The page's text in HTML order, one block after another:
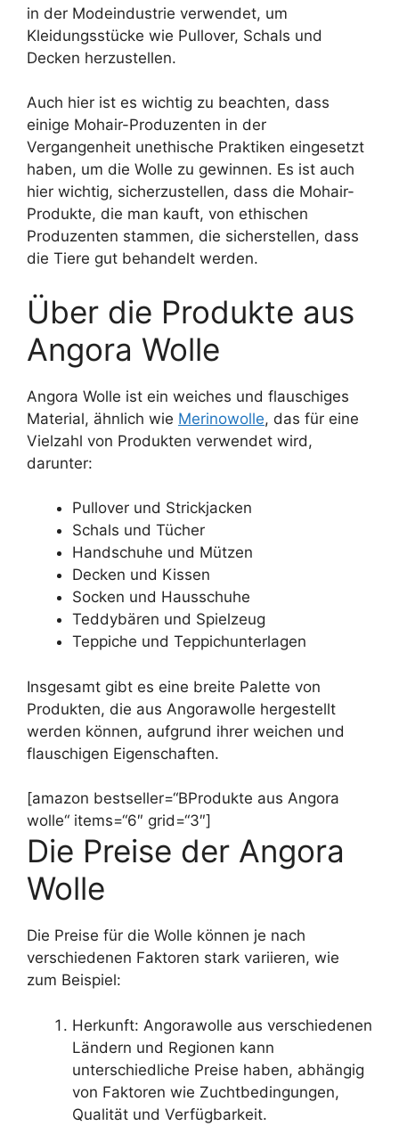
in der Modeindustrie verwendet, um
Kleidungsstücke wie Pullover, Schals und
Decken herzustellen.
Auch hier ist es wichtig zu beachten, dass
einige Mohair-Produzenten in der
Vergangenheit unethische Praktiken eingesetzt
haben, um die Wolle zu gewinnen. Es ist auch
hier wichtig, sicherzustellen, dass die Mohair-
Produkte, die man kauft, von ethischen
Produzenten stammen, die sicherstellen, dass
die Tiere gut behandelt werden.
Über die Produkte aus
Angora Wolle
Angora Wolle ist ein weiches und flauschiges
Material, ähnlich wie Merinowolle, das für eine
Vielzahl von Produkten verwendet wird,
darunter:
Pullover und Strickjacken
Schals und Tücher
Handschuhe und Mützen
Decken und Kissen
Socken und Hausschuhe
Teddybären und Spielzeug
Teppiche und Teppichunterlagen
Insgesamt gibt es eine breite Palette von
Produkten, die aus Angorawolle hergestellt
werden können, aufgrund ihrer weichen und
flauschigen Eigenschaften.
[amazon bestseller=“BProdukte aus Angora
wolle“ items=“6″ grid=“3″]
Die Preise der Angora
Wolle
Die Preise für die Wolle können je nach
verschiedenen Faktoren stark variieren, wie
zum Beispiel:
Herkunft: Angorawolle aus verschiedenen
Ländern und Regionen kann
unterschiedliche Preise haben, abhängig
von Faktoren wie Zuchtbedingungen,
Qualität und Verfügbarkeit.